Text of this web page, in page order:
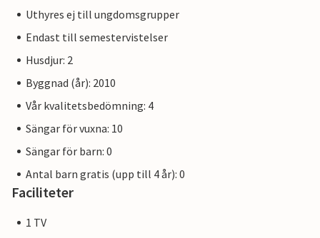
Uthyres ej till ungdomsgrupper
Endast till semestervistelser
Husdjur: 2
Byggnad (år): 2010
Vår kvalitetsbedömning: 4
Sängar för vuxna: 10
Sängar för barn: 0
Antal barn gratis (upp till 4 år): 0
Faciliteter
1 TV